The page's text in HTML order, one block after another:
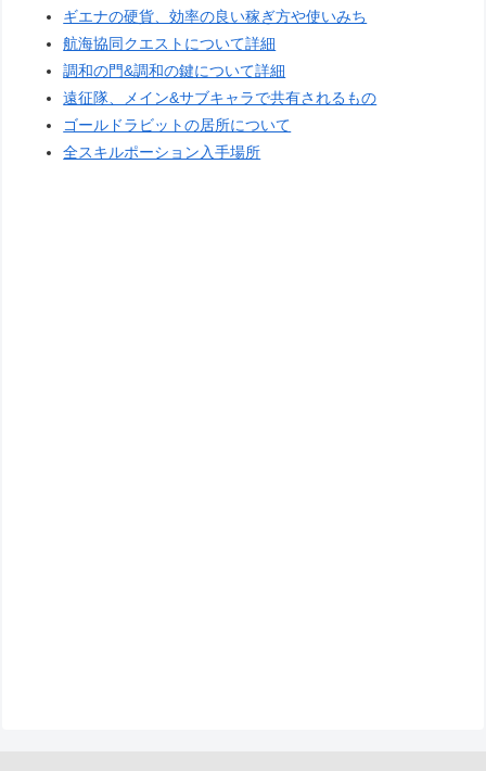
ギエナの硬貨、効率の良い稼ぎ方や使いみち
航海協同クエストについて詳細
調和の門&調和の鍵について詳細
遠征隊、メイン&サブキャラで共有されるもの
ゴールドラビットの居所について
全スキルポーション入手場所